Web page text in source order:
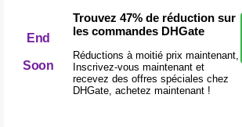
End
Soon
Trouvez 47% de réduction sur
les commandes DHGate
Réductions à moitié prix maintenant,
Inscrivez-vous maintenant et
recevez des offres spéciales chez
DHGate, achetez maintenant !